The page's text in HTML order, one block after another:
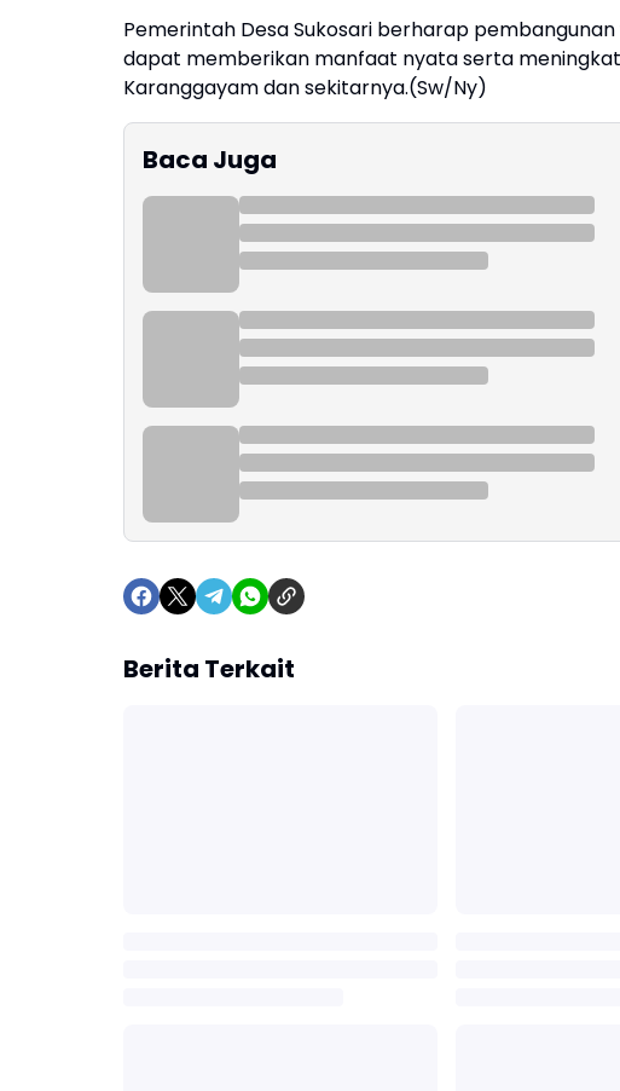
Pemerintah Desa Sukosari berharap
dapat memberikan manfaat nyata serta
Karanggayam dan sekitarnya.(Sw/Ny)
Baca Juga
Berita Terkait